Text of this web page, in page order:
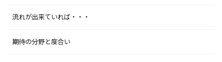
流れが出来ていれば・・・
期待の分野と度合い